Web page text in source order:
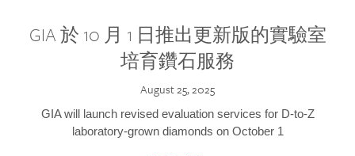
GIA 於 10 月 1 日推出更新版的實驗室
培育鑽石服務
August 25, 2025
GIA will launch revised evaluation services for D-to-Z
laboratory-grown diamonds on October 1